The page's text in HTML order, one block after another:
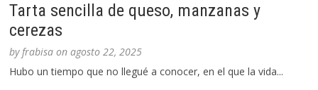
Tarta sencilla de queso, manzanas y
cerezas
byfrabisa onagosto 22, 2025
Hubo un tiempo que no llegué a conocer, en el que la vida...